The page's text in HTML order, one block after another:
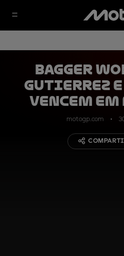
Bagger
Gutierrez
vencem
motogp.com